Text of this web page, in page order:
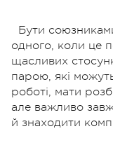
Бути
одного, коли це
щасливих
парою, які
роботі, мати
але важливо
й знаходити